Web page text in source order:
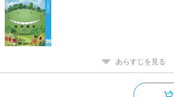
あらすじを見る